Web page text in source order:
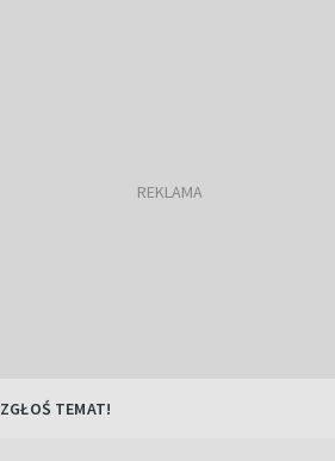
ZGŁOŚ TEMAT!